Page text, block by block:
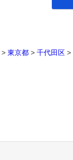
> 東京都 > 千代田区 >